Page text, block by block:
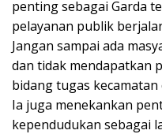
penting sebagai Garda
pelayanan publik
Jangan sampai ada
dan tidak mendapatkan
bidang tugas
Ia juga menekankan
kependudukan sebagai